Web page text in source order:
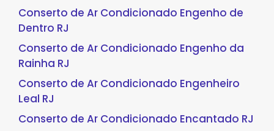
Conserto de Ar Condicionado Engenho de
Dentro RJ
Conserto de Ar Condicionado Engenho da
Rainha RJ
Conserto de Ar Condicionado Engenheiro
Leal RJ
Conserto de Ar Condicionado Encantado RJ